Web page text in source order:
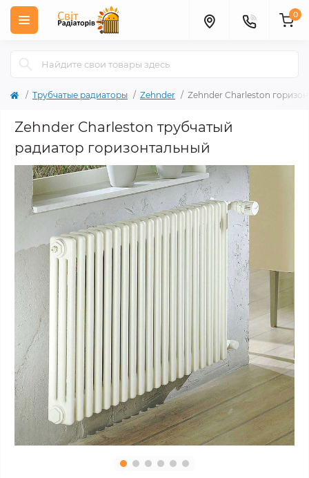
0
Трубчатые радиаторы Zehnder Zehnder Charleston
Zehnder Charleston трубчатый
радиатор горизонтальный